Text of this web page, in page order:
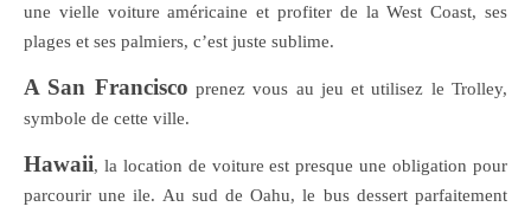
une vielle voiture américaine et profiter de la West Coast, ses
plages et ses palmiers, c’est juste sublime.
A San Francisco prenez vous au jeu et utilisez le Trolley,
symbole de cette ville.
Hawaii, la location de voiture est presque une obligation pour
parcourir une ile. Au sud de Oahu, le bus dessert parfaitement